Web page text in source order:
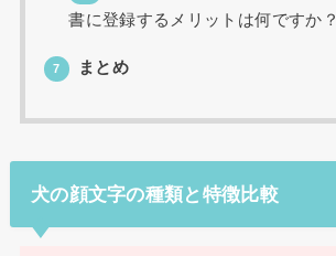
書に登録するメリットは何ですか？
7 まとめ
犬の顔文字の種類と特徴比較